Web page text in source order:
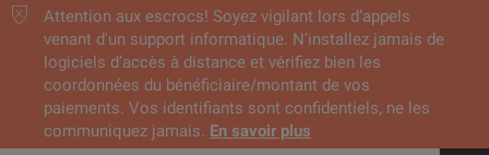
Attention aux escrocs! Soyez vigilant lors d’appels
venant d'un support informatique. N’installez jamais de
logiciels d’accès à distance et vérifiez bien les
coordonnées du bénéficiaire/montant de vos
paiements. Vos identifiants sont confidentiels, ne les
communiquez jamais. En savoir plus